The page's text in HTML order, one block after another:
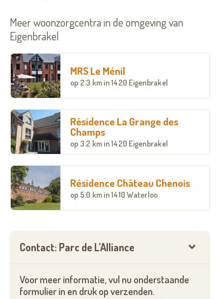
Meer woonzorgcentra in de omgeving van
Eigenbrakel
MRS Le Ménil
op 2.3 km in 1420 Eigenbrakel
Résidence La Grange des
Champs
op 3.2 km in 1420 Eigenbrakel
Résidence Château Chenois
op 5.0 km in 1410 Waterloo
Contact: Parc de L’Alliance
Voor meer informatie, vul nu onderstaande
formulier in en druk op verzenden.